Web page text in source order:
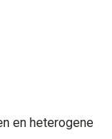
en heterogene